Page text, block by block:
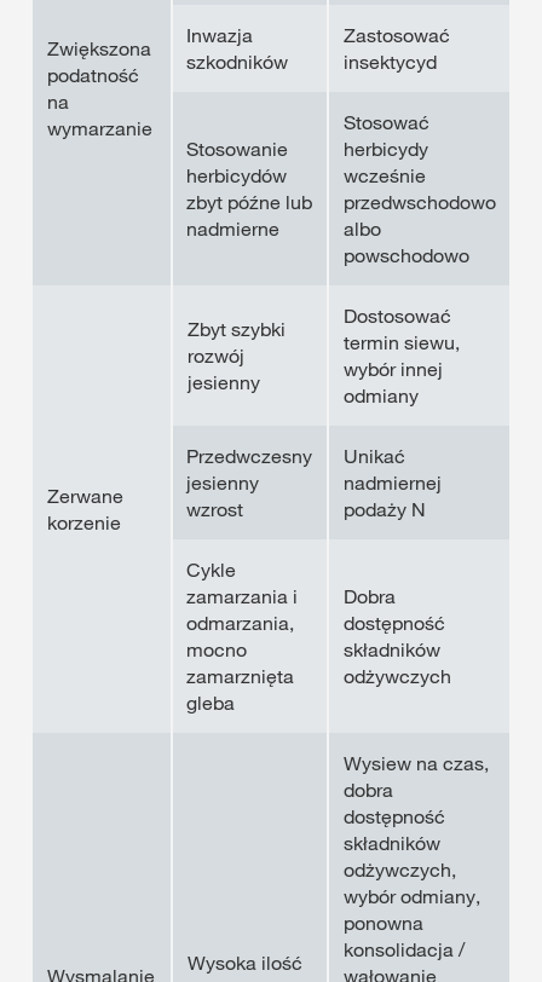
Zwiększona
podatność
na
wymarzanie
Inwazja
szkodników
Zastosować
insektycyd
Stosowanie
herbicydów
zbyt późne lub
nadmierne
Stosować
herbicydy
wcześnie
przedwschodowo
albo
powschodowo
Zerwane
korzenie
Zbyt szybki
rozwój
jesienny
Dostosować
termin siewu,
wybór innej
odmiany
Przedwczesny
jesienny
wzrost
Unikać
nadmiernej
podaży N
Cykle
zamarzania i
odmarzania,
mocno
zamarznięta
gleba
Dobra
dostępność
składników
odżywczych
Wysmalanie
Wysoka ilość
Wysiew na czas,
dobra
dostępność
składników
odżywczych,
wybór odmiany,
ponowna
konsolidacja /
wałowanie